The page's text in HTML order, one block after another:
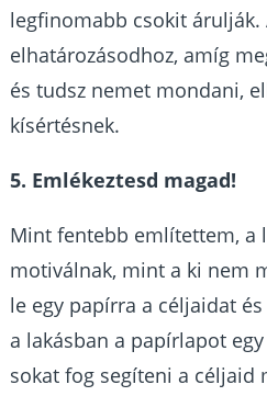
legfinomabb csokit árulják.
elhatározásodhoz, amíg
és tudsz nemet mondani,
kísértésnek.
5. Emlékeztesd magad!
Mint fentebb említettem, a
motiválnak, mint a ki nem
le egy papírra a céljaidat
a lakásban a papírlapot
sokat fog segíteni a céljaid